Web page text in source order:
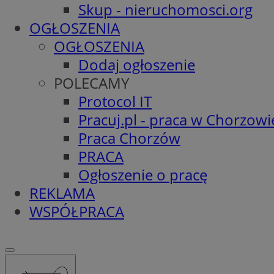
Skup - nieruchomosci.org
OGŁOSZENIA
OGŁOSZENIA
Dodaj ogłoszenie
POLECAMY
Protocol IT
Pracuj.pl - praca w
Praca Chorzów
PRACA
Ogłoszenie o pracę
REKLAMA
WSPÓŁPRACA